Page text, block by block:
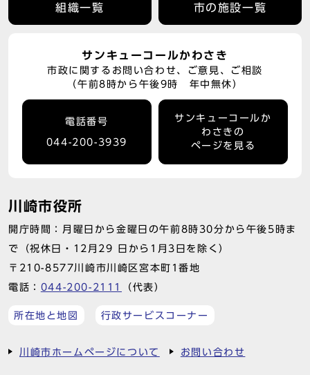
組織一覧 市の施設一覧
サンキューコールかわさき
市政に関するお問い合わせ、ご意見、ご相談
（午前8時から午後9時 年中無休）
電話番号
044-200-3939
サンキューコールか
わさきの
ページを見る
川崎市役所
開庁時間：月曜日から金曜日の午前8時30分から午後5時ま
で（祝休日・12月29 日から1月3日を除く）
〒210-8577川崎市川崎区宮本町1番地
電話： 044-200-2111 （代表）
所在地と地図 行政サービスコーナー
川崎市ホームページについて お問い合わせ